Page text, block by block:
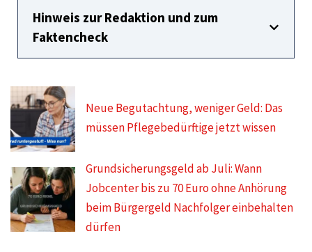
Hinweis zur Redaktion und zum
Faktencheck
Neue Begutachtung, weniger Geld: Das
müssen Pflegebedürftige jetzt wissen
Grundsicherungsgeld ab Juli: Wann
Jobcenter bis zu 70 Euro ohne Anhörung
beim Bürgergeld Nachfolger einbehalten
dürfen